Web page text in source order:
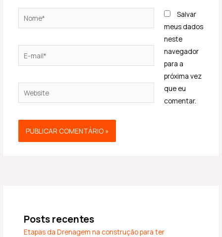
Nome*
mail*
Salvar
meus dados
neste
navegador
para a
próxima vez
que eu
comentar.
Posts recentes
Etapas da Drenagem na construção para ter